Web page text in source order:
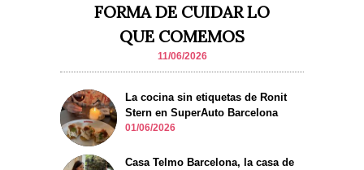
FORMA DE CUIDAR LO
QUE COMEMOS
11/06/2026
La cocina sin etiquetas de Ronit
Stern en SuperAuto Barcelona
01/06/2026
Casa Telmo Barcelona, la casa de